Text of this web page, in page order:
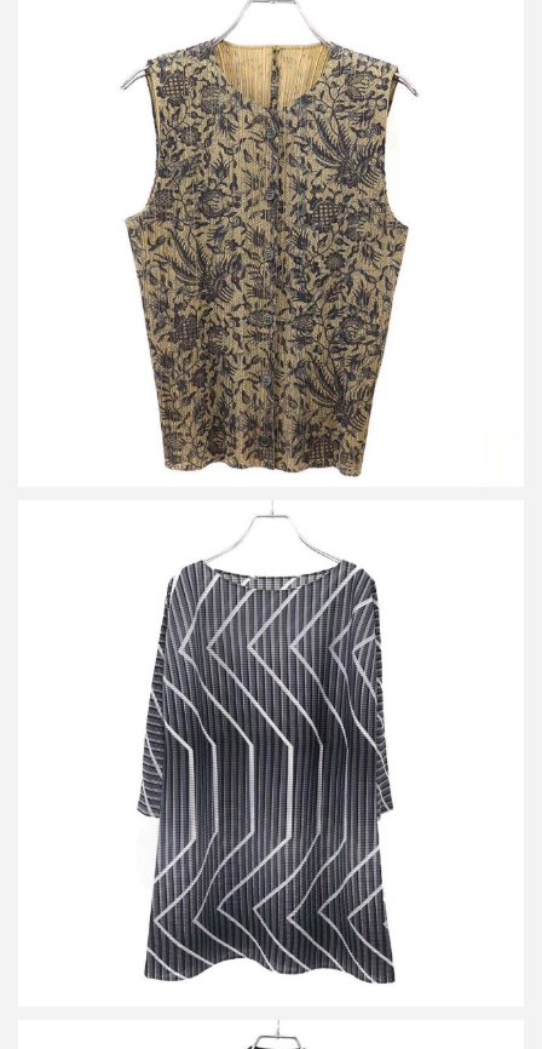
プリーツプリーズ イッセイミヤケ 1997SS フラワープリーツベス
ト PP72-JE838
詳しく見る
イッセイミヤケ 16AW プリーツデザインカットソー IM64FT652
買取金額12,500円
詳しく見る